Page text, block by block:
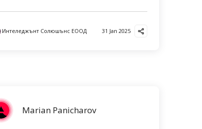
Интеледжънт Солюшънс ЕООД 31 Jan 2025
Marian Panicharov